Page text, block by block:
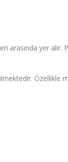
arasında yer alır.
Özellikle